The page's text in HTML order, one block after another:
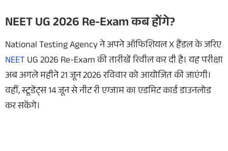
NEET UG 2026 Re-Exam कब होंगे?
National Testing Agency ने अपने ऑफिशियल X हैंडल के जरिए
NEET UG 2026 Re-Exam की तारीखें रिवील कर दी है। यह परीक्षा
अब अगले महीने 21 जून 2026 रविवार को आयोजित की जाएंगी।
वहीं, स्टूडेंट्स 14 जून से नीट री एग्जाम का एडमिट कार्ड डाउनलोड
कर सकेंगे।